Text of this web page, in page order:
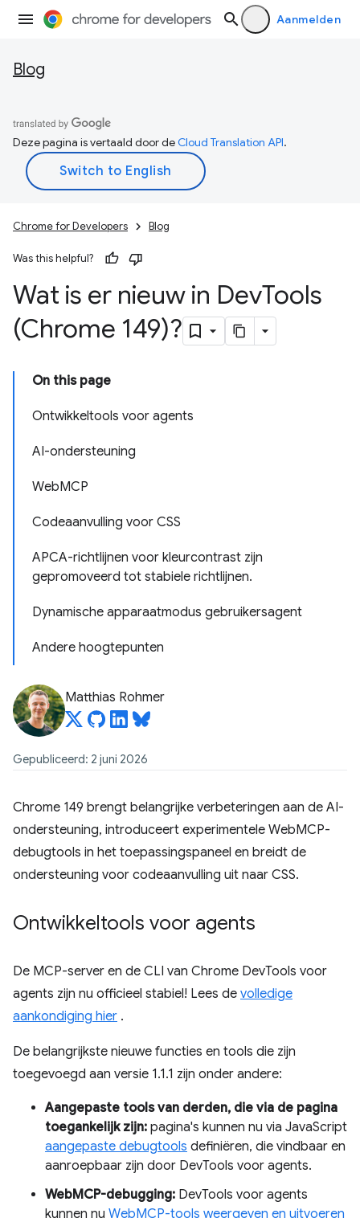
Aanmelden
Blog
Deze pagina is vertaald door deCloud Translation API.
Chrome for Developers Blog
Was this helpful?
Wat is er nieuw in DevTools
(Chrome 149)?
On this page
Ontwikkeltools voor agents
AI-ondersteuning
WebMCP
Codeaanvulling voor CSS
APCA-richtlijnen voor kleurcontrast zijn
gepromoveerd tot stabiele richtlijnen.
Dynamische apparaatmodus gebruikersagent
Andere hoogtepunten
Matthias Rohmer
Gepubliceerd: 2 juni 2026
Chrome 149 brengt belangrijke verbeteringen aan de AI-
ondersteuning, introduceert experimentele WebMCP-
debugtools in het toepassingspaneel en breidt de
ondersteuning voor codeaanvulling uit naar CSS.
Ontwikkeltools voor agents
De MCP-server en de CLI van Chrome DevTools voor
agents zijn nu officieel stabiel! Lees de volledige
aankondiging hier .
De belangrijkste nieuwe functies en tools die zijn
toegevoegd aan versie 1.1.1 zijn onder andere:
Aangepaste tools van derden, die via de pagina
toegankelijk zijn: pagina's kunnen nu via JavaScript
aangepaste debugtools definiëren, die vindbaar en
aanroepbaar zijn door DevTools voor agents.
WebMCP-debugging: DevTools voor agents
kunnen nu WebMCP-tools weergeven en uitvoeren